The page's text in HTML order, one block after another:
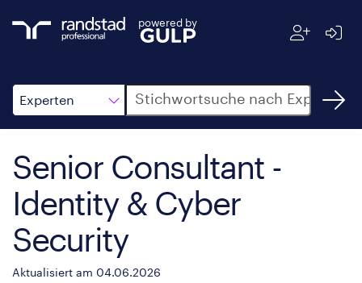
powered by
Experten
Suche
Senior Consultant -
Identity & Cyber
Security
Aktualisiert am 04.06.2026